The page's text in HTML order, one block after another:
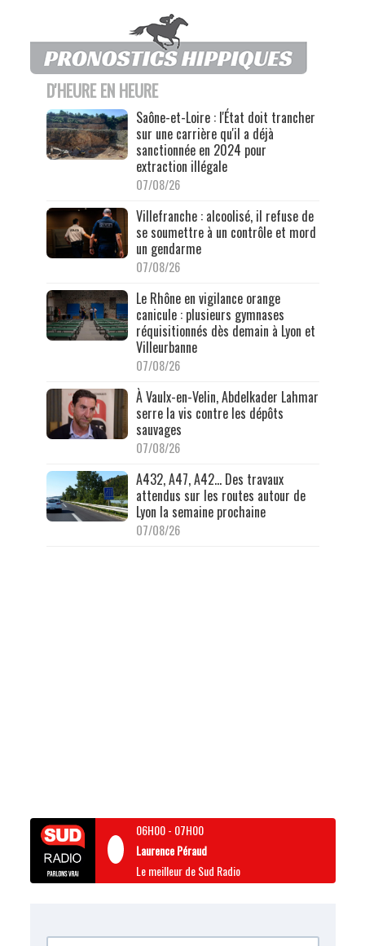
D'HEURE EN HEURE
Saône-et-Loire : l'État doit trancher
sur une carrière qu'il a déjà
sanctionnée en 2024 pour
extraction illégale
07/08/26
Villefranche : alcoolisé, il refuse de
se soumettre à un contrôle et mord
un gendarme
07/08/26
Le Rhône en vigilance orange
canicule : plusieurs gymnases
réquisitionnés dès demain à Lyon et
Villeurbanne
07/08/26
À Vaulx-en-Velin, Abdelkader Lahmar
serre la vis contre les dépôts
sauvages
07/08/26
A432, A47, A42… Des travaux
attendus sur les routes autour de
Lyon la semaine prochaine
07/08/26
06H00- 07H00
Laurence Péraud
Le meilleur de Sud Radio